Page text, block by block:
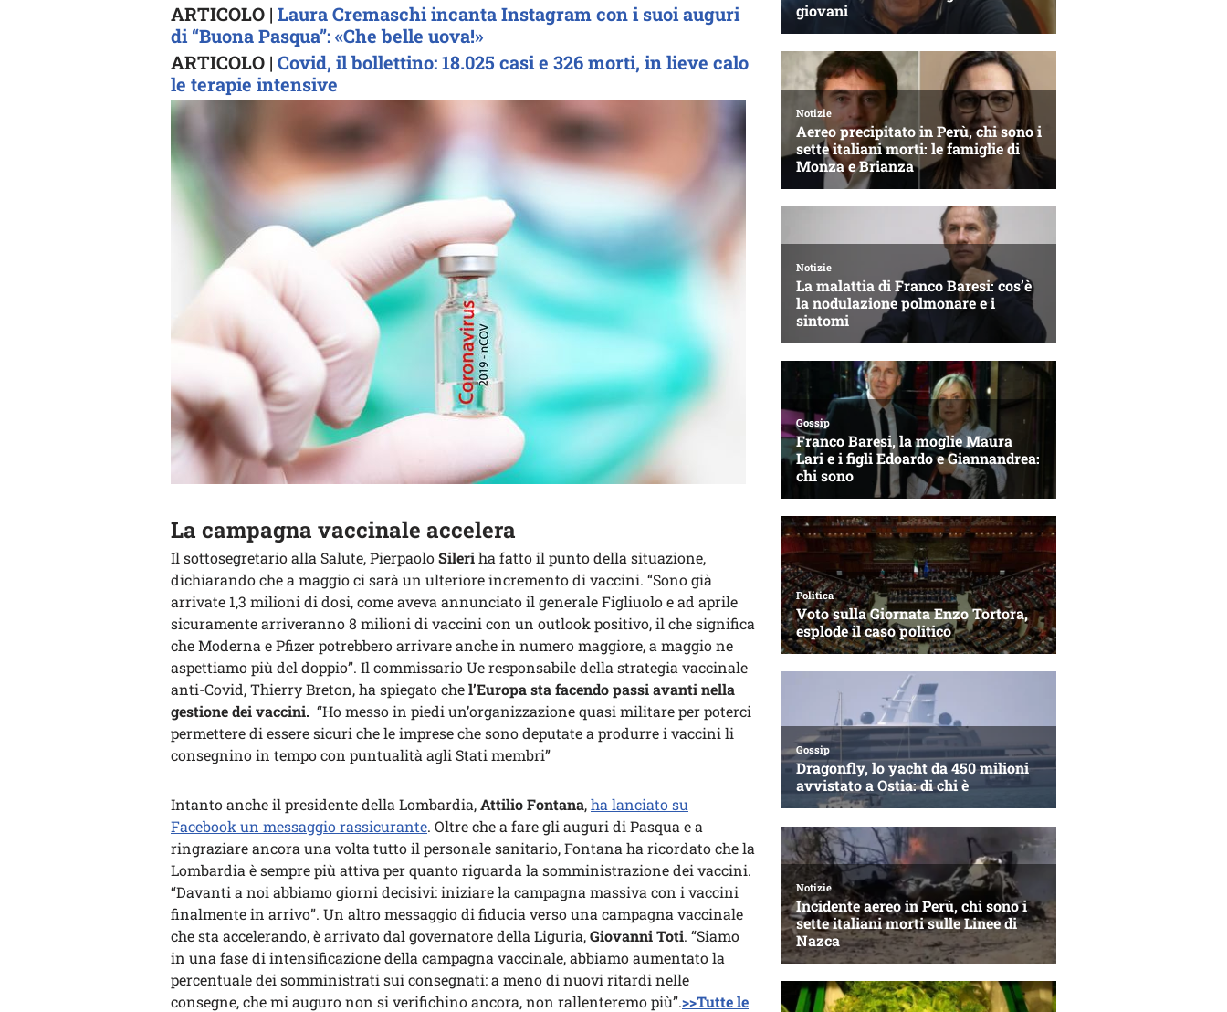
ARTICOLO | Laura Cremaschi incanta Instagram con i suoi auguri
di “Buona Pasqua”: «Che belle uova!»
ARTICOLO | Covid, il bollettino: 18.025 casi e 326 morti, in lieve calo
le terapie intensive
La campagna vaccinale accelera
Il sottosegretario alla Salute, PierpaoloSileriha fatto il punto della situazione,
dichiarando che a maggio ci sarà un ulteriore incremento di vaccini. “Sono già
arrivate 1,3 milioni di dosi, come aveva annunciato il generale Figliuolo e ad aprile
sicuramente arriveranno 8 milioni di vaccini con un outlook positivo, il che significa
che Moderna e Pfizer potrebbero arrivare anche in numero maggiore, a maggio ne
aspettiamo più del doppio”. Il commissario Ue responsabile della strategia vaccinale
anti-Covid, Thierry Breton, ha spiegato chel’Europa sta facendo passi avanti nella
gestione dei vaccini. “Ho messo in piedi un’organizzazione quasi militare per poterci
permettere di essere sicuri che le imprese che sono deputate a produrre i vaccini li
consegnino in tempo con puntualità agli Stati membri”
Intanto anche il presidente della Lombardia,Attilio Fontana,ha lanciato su
Facebook un messaggio rassicurante. Oltre che a fare gli auguri di Pasqua e a
ringraziare ancora una volta tutto il personale sanitario, Fontana ha ricordato che la
Lombardia è sempre più attiva per quanto riguarda la somministrazione dei vaccini.
“Davanti a noi abbiamo giorni decisivi: iniziare la campagna massiva con i vaccini
finalmente in arrivo”. Un altro messaggio di fiducia verso una campagna vaccinale
che sta accelerando, è arrivato dal governatore della Liguria,Giovanni Toti. “Siamo
in una fase di intensificazione della campagna vaccinale, abbiamo aumentato la
percentuale dei somministrati sui consegnati: a meno di nuovi ritardi nelle
consegne, che mi auguro non si verifichino ancora, non rallenteremo più”.>>Tutte le